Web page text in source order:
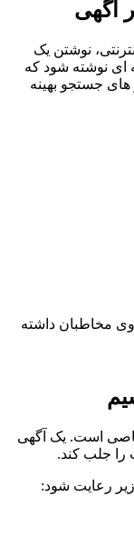
آگهی
نوشتن یک
ای نوشته شود که
جستجو بهینه
مخاطبان داشته
است. یک آگهی
را جلب کند.
رعایت شود: